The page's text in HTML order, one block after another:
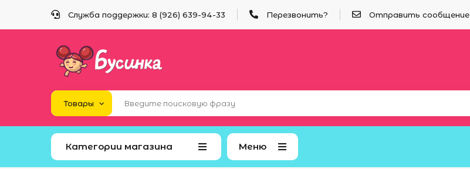
Служба поддержки: 8 (926) 639-94-33 Перезвонить? Отправить сообщение
Категории магазина Меню